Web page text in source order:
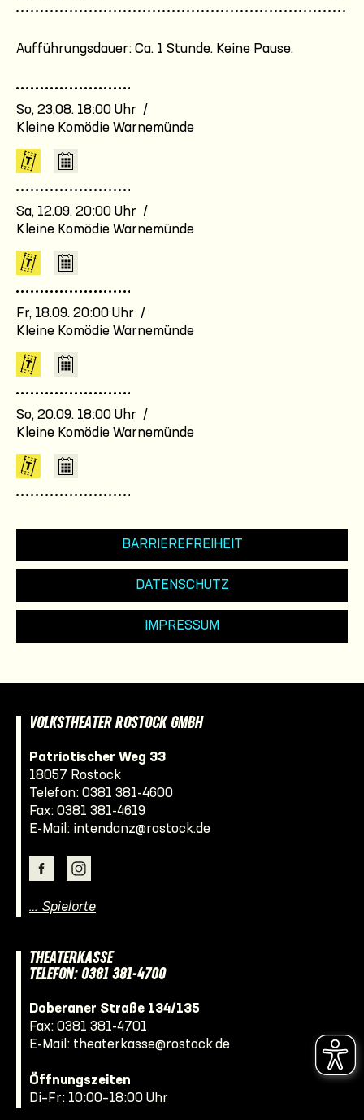
Aufführungsdauer: Ca. 1 Stunde. Keine Pause.
So, 23.08. 18:00 Uhr /
Kleine Komödie Warnemünde
Sa, 12.09. 20:00 Uhr /
Kleine Komödie Warnemünde
Fr, 18.09. 20:00 Uhr /
Kleine Komödie Warnemünde
So, 20.09. 18:00 Uhr /
Kleine Komödie Warnemünde
BARRIEREFREIHEIT
DATENSCHUTZ
IMPRESSUM
VOLKSTHEATER ROSTOCK GMBH
Patriotischer Weg 33
18057 Rostock
Telefon: 0381 381-4600
Fax: 0381 381-4619
E-Mail: intendanz@rostock.de
… Spielorte
THEATERKASSE
TELEFON: 0381 381-4700
Doberaner Straße 134/135
Fax: 0381 381-4701
E-Mail: theaterkasse@rostock.de
Öffnungszeiten
Di–Fr: 10:00–18:00 Uhr